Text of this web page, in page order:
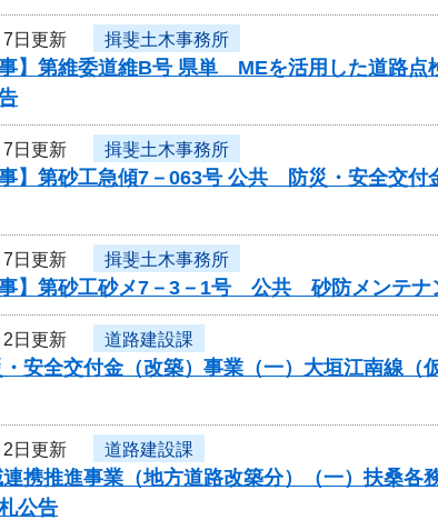
日更新 揖斐土木事務所
事】第維委道維B号 県単 MEを活用した道路
日更新 揖斐土木事務所
事】第砂工急傾7－063号 公共 防災・安全交
日更新 揖斐土木事務所
事】第砂工砂メ7－3－1号 公共 砂防メンテナ
日更新 道路建設課
安全交付金（改築）事業（一）大垣江南線
日更新 道路建設課
携推進事業（地方道路改築分）（一）扶桑
公告